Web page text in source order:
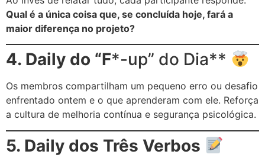
Qual é a única coisa que, se concluída hoje, fará a
maior diferença no projeto?
4. Daily do “F*-up” do Dia**
Os membros compartilham um pequeno erro ou desafio
enfrentado ontem e o que aprenderam com ele. Reforça
a cultura de melhoria contínua e segurança psicológica.
5. Daily dos Três Verbos